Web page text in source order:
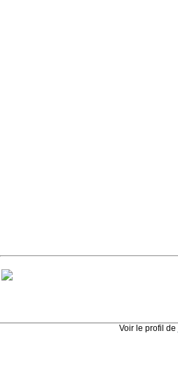
Voir le profil de